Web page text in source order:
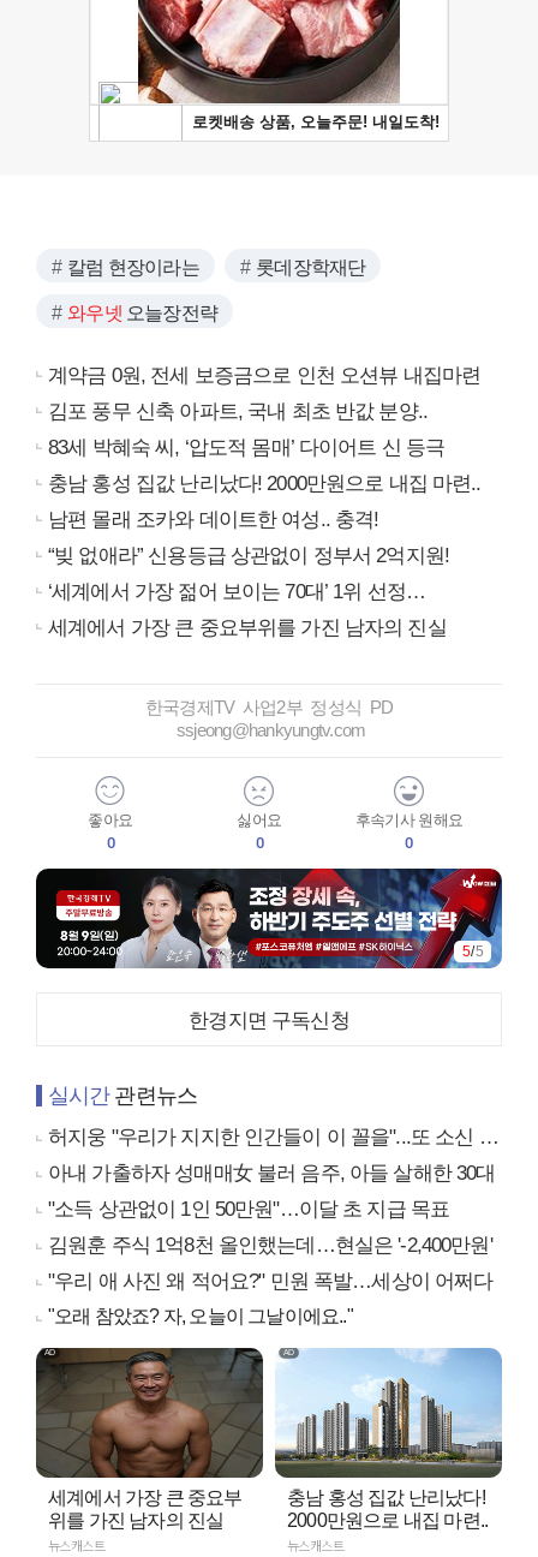
칼럼 현장이라는 롯데장학재단
와우넷 오늘장전략
계약금 0원, 전세 보증금으로 인천 오션뷰 내집마련
김포 풍무 신축 아파트, 국내 최초 반값 분양..
83세 박혜숙 씨, ‘압도적 몸매’ 다이어트 신 등극
충남 홍성 집값 난리났다! 2000만원으로 내집 마련..
남편 몰래 조카와 데이트한 여성.. 충격!
“빚 없애라” 신용등급 상관없이 정부서 2억지원!
‘세계에서 가장 젊어 보이는 70대’ 1위 선정…
세계에서 가장 큰 중요부위를 가진 남자의 진실
한국경제TV 사업2부 정성식 PD
ssjeong@hankyungtv.com
좋아요
0
싫어요
0
후속기사 원해요
0
5/5
한경지면 구독신청
실시간관련뉴스
허지웅 "우리가 지지한 인간들이 이 꼴을"...또 소신 발언
아내 가출하자 성매매女 불러 음주, 아들 살해한 30대
"소득 상관없이 1인 50만원"…이달 초 지급 목표
김원훈 주식 1억8천 올인했는데…현실은 '-2,400만원'
"우리 애 사진 왜 적어요?" 민원 폭발…세상이 어쩌다
"오래 참았죠? 자, 오늘이 그날이에요.."
세계에서 가장 큰 중요부
위를 가진 남자의 진실
뉴스캐스트
충남 홍성 집값 난리났다!
2000만원으로 내집 마련..
뉴스캐스트